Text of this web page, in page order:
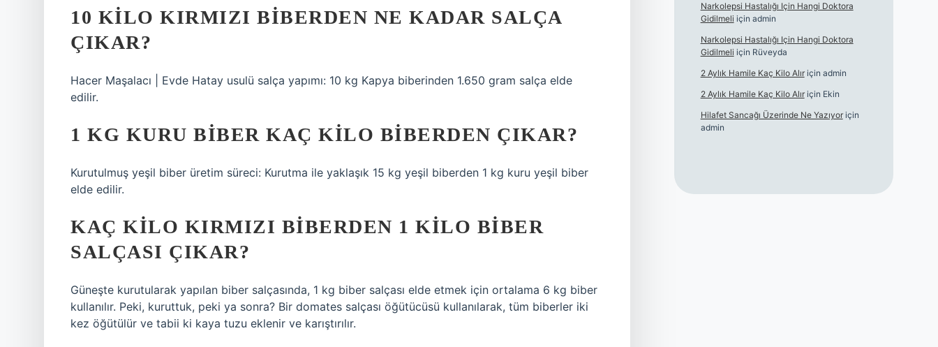
10 KILO KIRMIZI BIBERDEN NE KADAR SALÇA
ÇIKAR?
Hacer Maşalacı | Evde Hatay usulü salça yapımı: 10 kg Kapya biberinden 1.650 gram salça elde
edilir.
1 KG KURU BIBER KAÇ KILO BIBERDEN ÇIKAR?
Kurutulmuş yeşil biber üretim süreci: Kurutma ile yaklaşık 15 kg yeşil biberden 1 kg kuru yeşil biber
elde edilir.
KAÇ KILO KIRMIZI BIBERDEN 1 KILO BIBER
SALÇASI ÇIKAR?
Güneşte kurutularak yapılan biber salçasında, 1 kg biber salçası elde etmek için ortalama 6 kg biber
kullanılır. Peki, kuruttuk, peki ya sonra? Bir domates salçası öğütücüsü kullanılarak, tüm biberler iki
kez öğütülür ve tabii ki kaya tuzu eklenir ve karıştırılır.
Narkolepsi Hastalığı Için Hangi Doktora
Gidilmeli için admin
Narkolepsi Hastalığı Için Hangi Doktora
Gidilmeli için Rüveyda
2 Aylık Hamile Kaç Kilo Alıriçin admin
2 Aylık Hamile Kaç Kilo Alıriçin Ekin
Hilafet Sancağı Üzerinde Ne Yazıyoriçin
admin